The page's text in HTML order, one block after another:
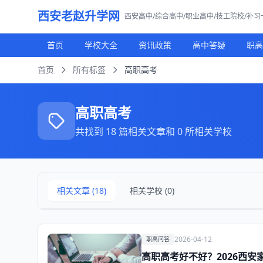
西安老赵升学网 西安高中/综合高中/职业高中/技工院校/补
首页 学校大全 资讯政策 高中答疑 职
首页 所有标签 高职高考
高职高考
共找到 18 篇相关文章和 0 所相关学校
相关文章 (18) 相关学校 (0)
职高问答 2026-04-12
高职高考好不好？2026西安